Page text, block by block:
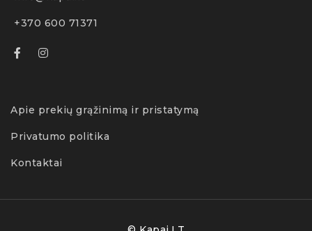
+370 600 71371
Apie prekių grąžinimą ir pristatymą
Privatumo politika
Kontaktai